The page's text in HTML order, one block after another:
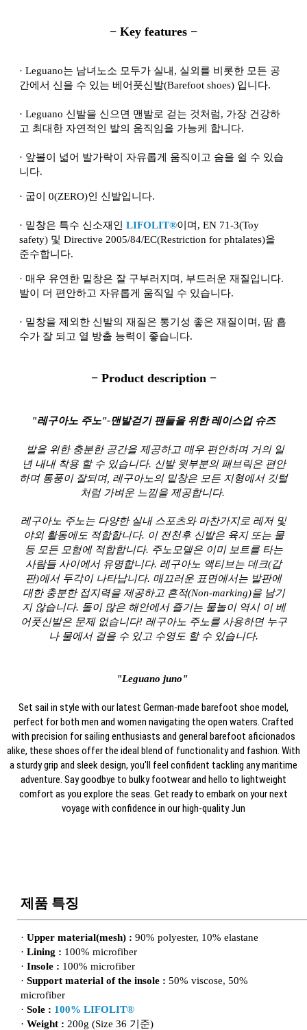
− Key features −
· Leguano는 남녀노소 모두가 실내, 실외를 비롯한 모든 공
간에서 신을 수 있는 베어풋신발(Barefoot shoes) 입니다.
· Leguano 신발을 신으면 맨발로 걷는 것처럼, 가장 건강하
고 최대한 자연적인 발의 움직임을 가능케 합니다.
· 앞볼이 넓어 발가락이 자유롭게 움직이고 숨을 쉴 수 있습
니다.
· 굽이 0(ZERO)인 신발입니다.
· 밑창은 특수 신소재인 LIFOLIT®이며, EN 71-3(Toy
safety) 및 Directive 2005/84/EC(Restriction for phtalates)을
준수합니다.
· 매우 유연한 밑창은 잘 구부러지며, 부드러운 재질입니다.
발이 더 편안하고 자유롭게 움직일 수 있습니다.
· 밑창을 제외한 신발의 재질은 통기성 좋은 재질이며, 땀 흡
수가 잘 되고 열 방출 능력이 좋습니다.
− Product description −
"레구아노 주노"-맨발걷기 팬들을 위한 레이스업 슈즈
발을 위한 충분한 공간을 제공하고 매우 편안하며 거의 일
년 내내 착용 할 수 있습니다. 신발 윗부분의 패브릭은 편안
하며 통풍이 잘되며, 레구아노의 밑창은 모든 지형에서 깃털
처럼 가벼운 느낌을 제공합니다.
레구아노 주노는 다양한 실내 스포츠와 마찬가지로 레저 및
야외 활동에도 적합합니다. 이 전천후 신발은 육지 또는 물
등 모든 모험에 적합합니다. 주노모델은 이미 보트를 타는
사람들 사이에서 유명합니다. 레구아노 액티브는 데크(갑
판)에서 두각이 나타납니다. 매끄러운 표면에서는 발판에
대한 충분한 접지력을 제공하고 흔적(Non-marking)을 남기
지 않습니다. 돌이 많은 해안에서 즐기는 물놀이 역시 이 베
어풋신발은 문제 없습니다! 레구아노 주노를 사용하면 누구
나 물에서 걸을 수 있고 수영도 할 수 있습니다.
"Leguano juno"
Set sail in style with our latest German-made barefoot shoe model,
perfect for both men and women navigating the open waters. Crafted
with precision for sailing enthusiasts and general barefoot aficionados
alike, these shoes offer the ideal blend of functionality and fashion. With
a sturdy grip and sleek design, you'll feel confident tackling any maritime
adventure. Say goodbye to bulky footwear and hello to lightweight
comfort as you explore the seas. Get ready to embark on your next
voyage with confidence in our high-quality Jun
제품 특징
· Upper material(mesh) : 90% polyester, 10% elastane
· Lining : 100% microfiber
· Insole : 100% microfiber
· Support material of the insole : 50% viscose, 50%
microfiber
· Sole : 100% LIFOLIT®
· Weight : 200g (Size 36 기준)